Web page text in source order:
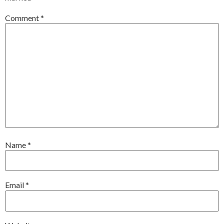
Comment*
Name*
Email*